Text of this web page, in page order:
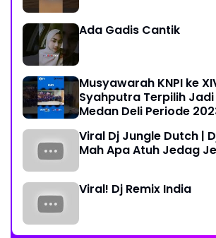
Ada Gadis Cantik
Musyawarah KNPI ke
Syahputra Terpilih Jadi
Medan Deli Periode
Viral Dj Jungle Dutch |
Mah Apa Atuh Jedag
Viral! Dj Remix India